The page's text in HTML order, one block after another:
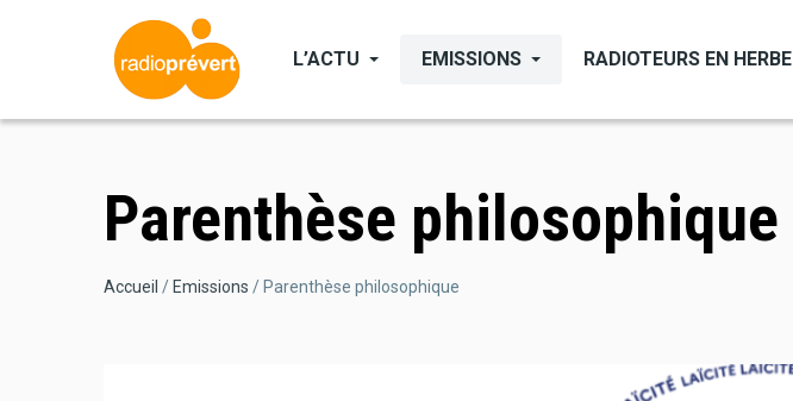
L’ACTU EMISSIONS RADIOTEURS EN HERBE
Parenthèse philosophique
Fil
Accueil Emissions Parenthèse philosophique